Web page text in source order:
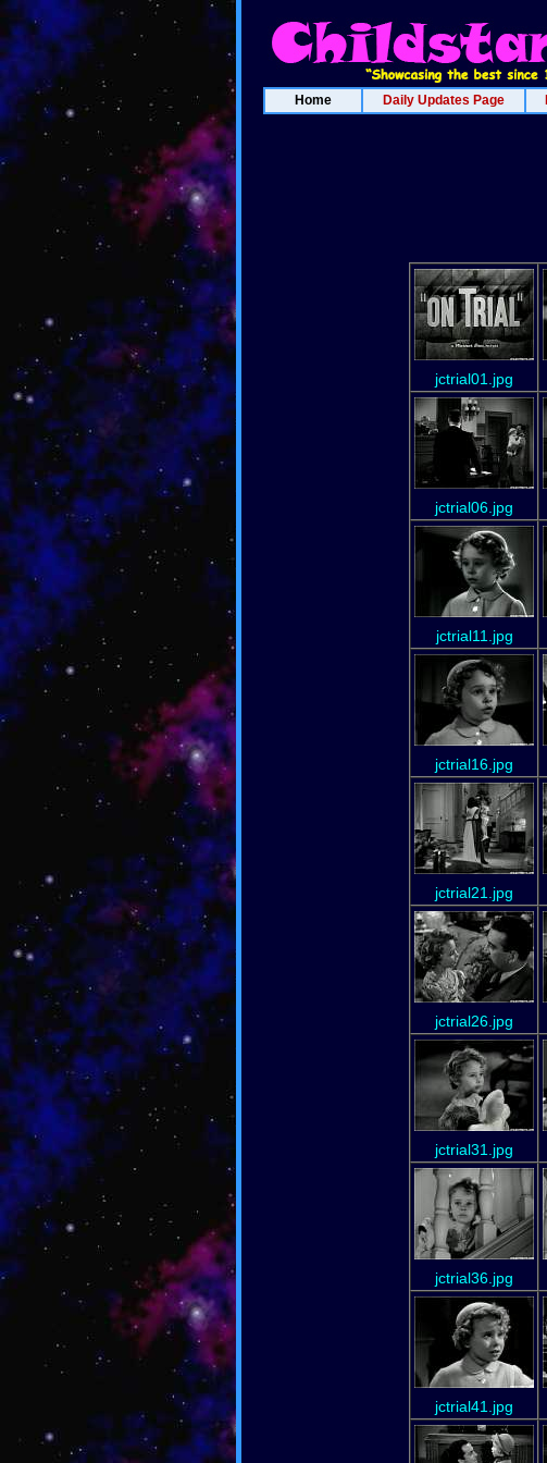
Home Daily Updates Page
jctrial01.jpg
jctrial06.jpg
jctrial11.jpg
jctrial16.jpg
jctrial21.jpg
jctrial26.jpg
jctrial31.jpg
jctrial36.jpg
jctrial41.jpg